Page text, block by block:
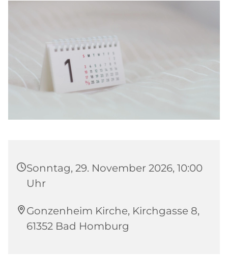
Sonntag, 29. November 2026, 10:00
Uhr
Gonzenheim Kirche, Kirchgasse 8,
61352 Bad Homburg